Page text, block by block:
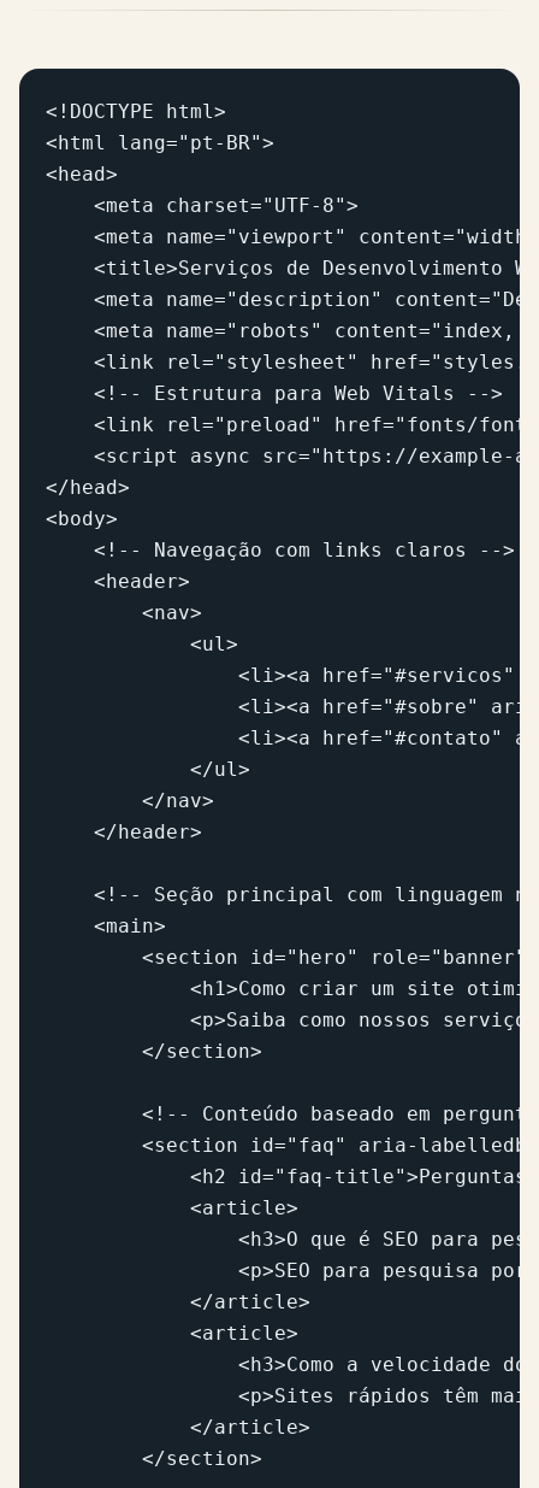
<!DOCTYPE html>
<html lang="pt-BR">
<head>
    <meta charset="UTF-8">
<meta name="viewport"
<title>Serviços de Desenvolvimento
<meta name="description"
<meta name="robots" content="index,
<link rel="stylesheet"
    <!-- Estrutura para Web Vitals -->
<link rel="preload" href="fonts/
<script async src="https://example-
</head>
<body>
    <!-- Navegação com links claros -->
    <header>
        <nav>
            <ul>
<li><a href="#servicos"
<li><a href="#sobre"
<li><a href="#contato"
            </ul>
        </nav>
    </header>
<!-- Seção principal com linguagem
    <main>
        <section id="hero" role="banner">
<h1>Como criar um site
<p>Saiba como nossos
        </section>
<!-- Conteúdo baseado em
<section id="faq" aria-
<h2 id="faq-title">Perguntas
            <article>
<h3>O que é SEO para
<p>SEO para pesquisa
            </article>
            <article>
<h3>Como a velocidade
<p>Sites rápidos têm
            </article>
        </section>